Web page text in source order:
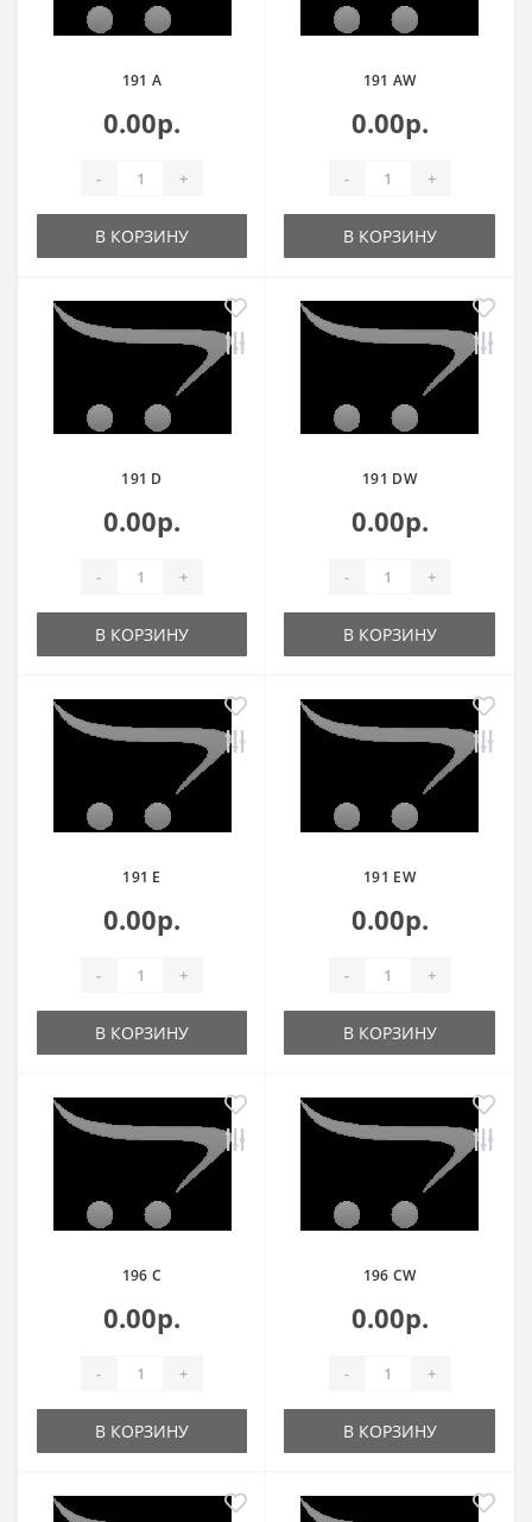
191 A
0.00р.
- +
В КОРЗИНУ
191 AW
0.00р.
- +
В КОРЗИНУ
191 D
0.00р.
- +
В КОРЗИНУ
191 DW
0.00р.
- +
В КОРЗИНУ
191 E
0.00р.
- +
В КОРЗИНУ
191 EW
0.00р.
- +
В КОРЗИНУ
196 C
0.00р.
- +
В КОРЗИНУ
196 CW
0.00р.
- +
В КОРЗИНУ